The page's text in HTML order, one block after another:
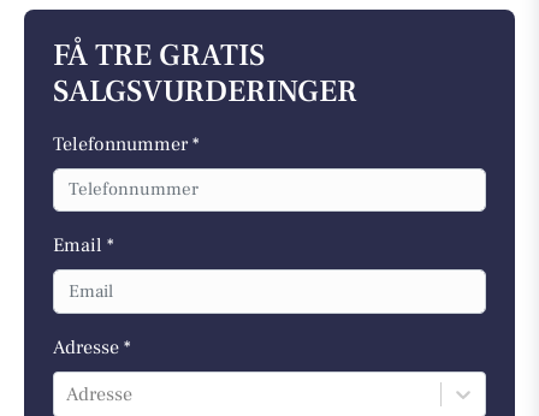
FÅ TRE GRATIS
SALGSVURDERINGER
Telefonnummer *
Email *
Adresse *
Adresse